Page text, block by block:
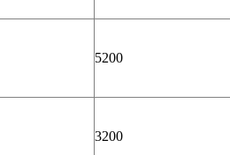
5200
3200